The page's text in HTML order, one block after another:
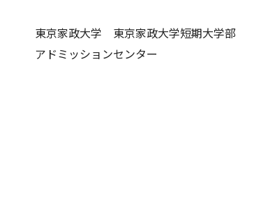
東京家政大学 東京家政大学短期大学部
アドミッションセンター